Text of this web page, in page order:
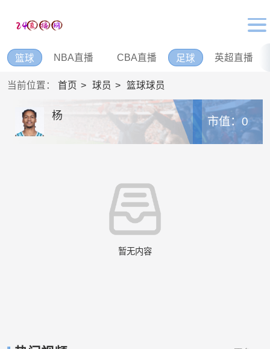
篮球 NBA直播 CBA直播 足球 英超直播
当前位置： 首页 球员 篮球球员
杨 市值：0
暂无内容